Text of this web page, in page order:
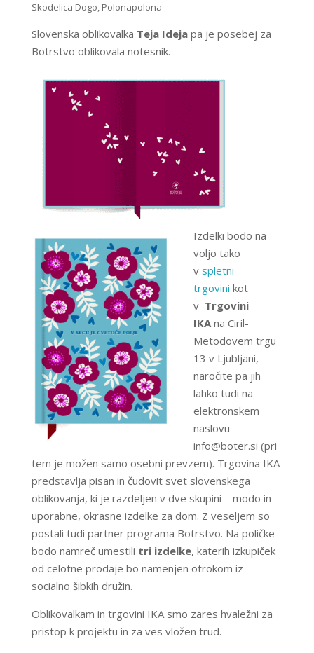
Skodelica Dogo, Polonapolona
Slovenska oblikovalka Teja Idejapa je posebej za
Botrstvo oblikovala notesnik.
Izdelki bodo na
voljo tako
v spletni
trgovini kot
v Trgovini
IKAna Ciril-
Metodovem trgu
13 v Ljubljani,
naročite pa jih
lahko tudi na
elektronskem
naslovu
info@boter.si (pri
tem je možen samo osebni prevzem). Trgovina IKA
predstavlja pisan in čudovit svet slovenskega
oblikovanja, ki je razdeljen v dve skupini – modo in
uporabne, okrasne izdelke za dom. Z veseljem so
postali tudi partner programa Botrstvo. Na poličke
bodo namreč umestili tri izdelke, katerih izkupiček
od celotne prodaje bo namenjen otrokom iz
socialno šibkih družin.
Oblikovalkam in trgovini IKA smo zares hvaležni za
pristop k projektu in za ves vložen trud.